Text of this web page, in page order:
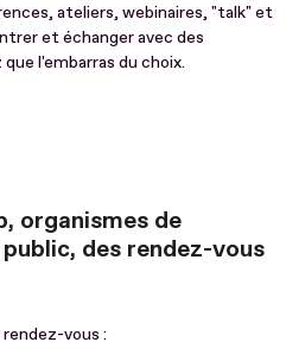
ateliers, webinaires, "talk" et
et échanger avec des
l'embarras du choix.
organismes de
des rendez-vous
vous :